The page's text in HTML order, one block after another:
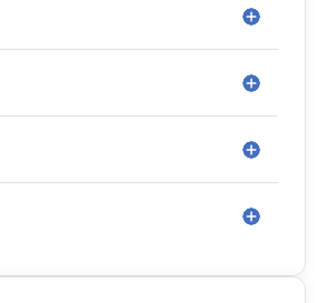
可能ですが、特にスタートアップ
業に関するご支援が多いです。